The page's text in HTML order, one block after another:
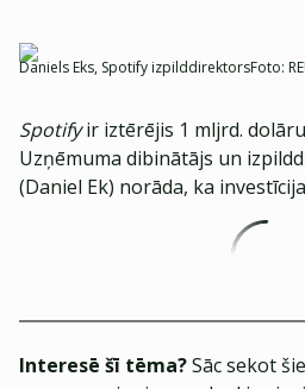
Daniels Eks, Spotify izpilddirektorsFoto:
Spotifyir iztērējis 1 mljrd.
Uzņēmuma dibinātājs un
(Daniel Ek) norāda, ka
Interesē šī tēma?Sāc sekot